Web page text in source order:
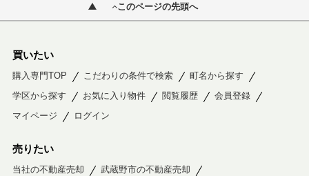
このページの先頭へ
買いたい
購入専門TOP こだわりの条件で検索
町名から探す
学区から探す
お気に入り物件 閲覧履歴
会員登録
マイページ
ログイン
売りたい
当社の不動産売却
武蔵野市の不動産売却